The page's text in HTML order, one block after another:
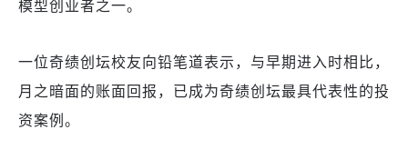
模型创业者之一。
一位奇绩创坛校友向铅笔道表示，与早期进入时相比，
月之暗面的账面回报，已成为奇绩创坛最具代表性的投
资案例。